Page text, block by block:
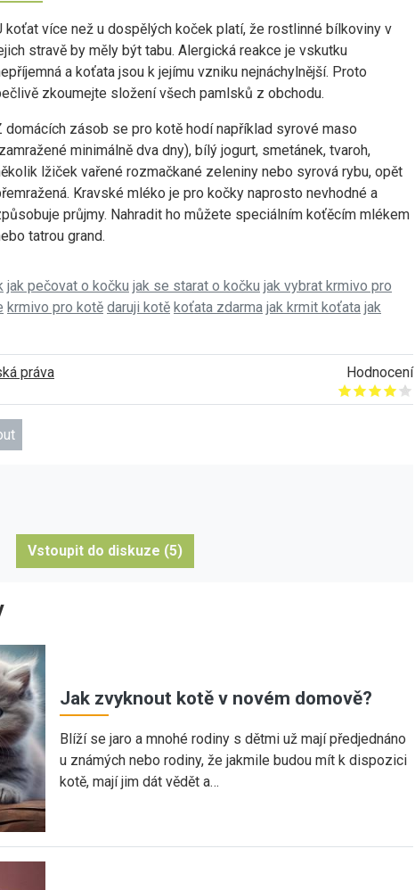
koťat více než u dospělých koček platí, že rostlinné bílkoviny v
stravě by měly být tabu. Alergická reakce je vskutku
a koťata jsou k jejímu vzniku nejnáchylnější. Proto
zkoumejte složení všech pamlsků z obchodu.
domácích zásob se pro kotě hodí například syrové maso
minimálně dva dny), bílý jogurt, smetánek, tvaroh,
lžiček vařené rozmačkané zeleniny nebo syrová rybu, opět
Kravské mléko je pro kočky naprosto nevhodné a
průjmy. Nahradit ho můžete speciálním koťěcím mlékem
tatrou grand.
jak pečovat o kočku jak se starat o kočku jak vybrat krmivo pro
krmivo pro kotě daruji kotě koťata zdarma jak krmit koťata jak
práva
Hodnocení
Give it 1/5
Give it 2/5
Give it 3/5
Give it 4/5
Give it 5/5
Vstoupit do diskuze (5)
Jak zvyknout kotě v novém domově?
Blíží se jaro a mnohé rodiny s dětmi už mají předjednáno
u známých nebo rodiny, že jakmile budou mít k dispozici
kotě, mají jim dát vědět a…